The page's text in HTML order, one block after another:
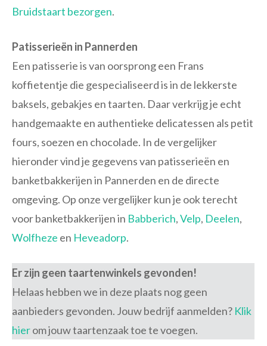
Bruidstaart bezorgen.
Patisserieën in Pannerden
Een patisserie is van oorsprong een Frans
koffietentje die gespecialiseerd is in de lekkerste
baksels, gebakjes en taarten. Daar verkrijg je echt
handgemaakte en authentieke delicatessen als petit
fours, soezen en chocolade. In de vergelijker
hieronder vind je gegevens van patisserieën en
banketbakkerijen in Pannerden en de directe
omgeving. Op onze vergelijker kun je ook terecht
voor banketbakkerijen in Babberich,Velp, Deelen,
Wolfheze en Heveadorp.
Er zijn geen taartenwinkels gevonden!
Helaas hebben we in deze plaats nog geen
aanbieders gevonden. Jouw bedrijf aanmelden? Klik
hierom jouw taartenzaak toe te voegen.